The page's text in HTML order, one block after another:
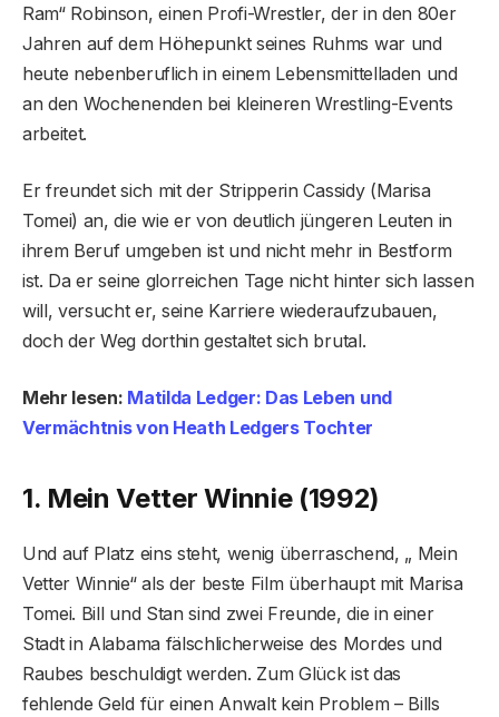
Ram“ Robinson, einen Profi-Wrestler, der in den 80er
Jahren auf dem Höhepunkt seines Ruhms war und
heute nebenberuflich in einem Lebensmittelladen und
an den Wochenenden bei kleineren Wrestling-Events
arbeitet.
Er freundet sich mit der Stripperin Cassidy (Marisa
Tomei) an, die wie er von deutlich jüngeren Leuten in
ihrem Beruf umgeben ist und nicht mehr in Bestform
ist. Da er seine glorreichen Tage nicht hinter sich lassen
will, versucht er, seine Karriere wiederaufzubauen,
doch der Weg dorthin gestaltet sich brutal.
Mehr lesen: Matilda Ledger: Das Leben und
Vermächtnis von Heath Ledgers Tochter
1. Mein Vetter Winnie (1992)
Und auf Platz eins steht, wenig überraschend, „ Mein
Vetter Winnie“ als der beste Film überhaupt mit Marisa
Tomei. Bill und Stan sind zwei Freunde, die in einer
Stadt in Alabama fälschlicherweise des Mordes und
Raubes beschuldigt werden. Zum Glück ist das
fehlende Geld für einen Anwalt kein Problem – Bills